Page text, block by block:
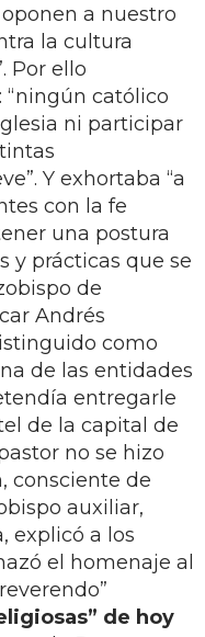
a nuestro
la cultura
Por ello
católico
ni participar
Y exhortaba “a
con la fe
una postura
y prácticas que se
de
Andrés
como
de las entidades
entregarle
de la capital de
no se hizo
consciente de
auxiliar,
explicó a los
el homenaje al
de hoy